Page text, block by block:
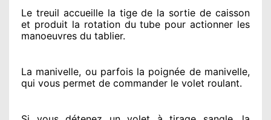
Le treuil accueille la tige de la sortie de caisson
et produit la rotation du tube pour actionner les
manoeuvres du tablier.
La manivelle, ou parfois la poignée de manivelle,
qui vous permet de commander le volet roulant.